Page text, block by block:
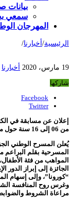
بيانات
سمعي
المهرجان
الرئيسية/ أخبارنا/
19 مارس، 2020 أخبارنا
شاركها
Facebook
Twitter
إعلان عن مسابقة في
من 06 إلى 16 سنة
حول
يُعلن المسرح الوطني
المواهب من فئة
الجائزة إلى إبراز
“كورونا”، وإلى إسهام
وغرس روح المنافسة
مراعاة الشروط والضوابط